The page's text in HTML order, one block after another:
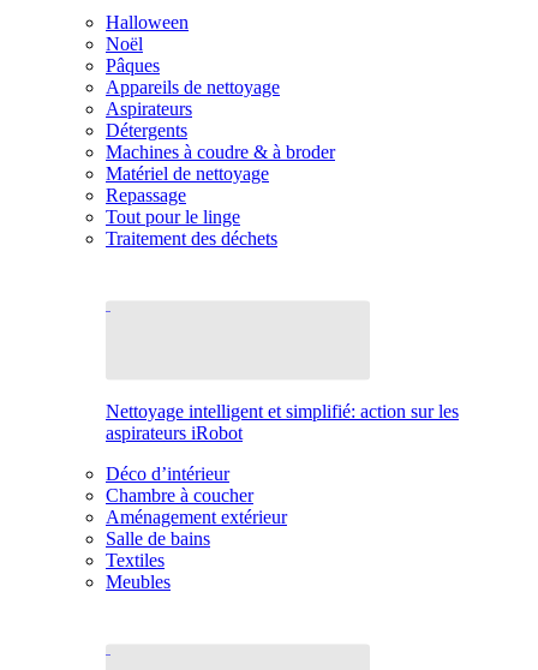
Halloween
Noël
Pâques
Appareils de nettoyage
Aspirateurs
Détergents
Machines à coudre & à broder
Matériel de nettoyage
Repassage
Tout pour le linge
Traitement des déchets
Nettoyage intelligent et simplifié: action sur les
aspirateurs iRobot
Déco d’intérieur
Chambre à coucher
Aménagement extérieur
Salle de bains
Textiles
Meubles